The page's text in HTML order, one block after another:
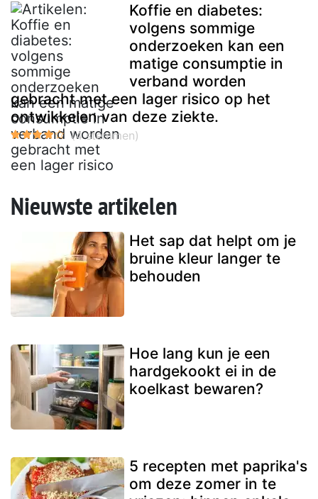
Koffie en diabetes:
volgens sommige
onderzoeken kan een
matige consumptie in
verband worden
gebracht met een lager risico op het
ontwikkelen van deze ziekte.
Nieuwste artikelen
Het sap dat helpt om je
bruine kleur langer te
behouden
Hoe lang kun je een
hardgekookt ei in de
koelkast bewaren?
5 recepten met paprika's
om deze zomer in te